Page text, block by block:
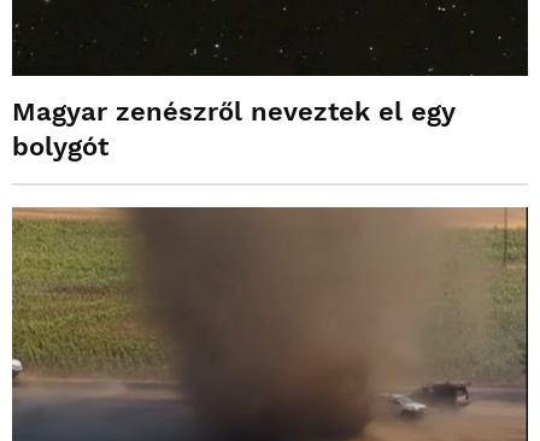
Magyar zenészről neveztek el egy
bolygót